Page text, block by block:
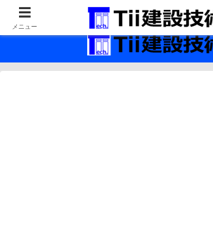
最新の建設技術の情報インフ
メニュー